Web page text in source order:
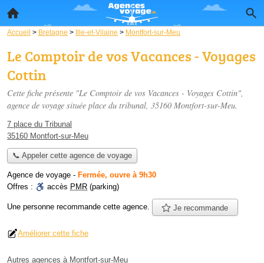
Accueil > Bretagne > Ille-et-Vilaine > Montfort-sur-Meu
Le Comptoir de vos Vacances - Voyages
Cottin
Cette fiche présente "Le Comptoir de vos Vacances - Voyages Cottin",
agence de voyage située place du tribunal, 35160 Montfort-sur-Meu.
7 place du Tribunal
35160 Montfort-sur-Meu
📞 Appeler cette agence de voyage
Agence de voyage - Fermée, ouvre à 9h30
Offres :
accès PMR (parking)
Une personne recommande cette agence. Je recommande
Améliorer cette fiche
Autres agences à Montfort-sur-Meu